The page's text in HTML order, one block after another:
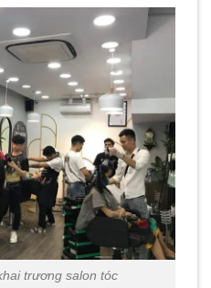
trương salon tóc